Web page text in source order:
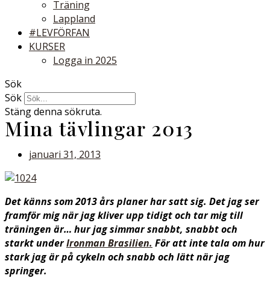
Träning
Lappland
#LEVFÖRFAN
KURSER
Logga in 2025
Sök
Sök
Stäng denna sökruta.
Mina tävlingar 2013
januari 31, 2013
Det känns som 2013 års planer har satt sig. Det jag ser
framför mig när jag kliver upp tidigt och tar mig till
träningen är… hur jag simmar snabbt, snabbt och
starkt underIronman Brasilien. För att inte tala om hur
stark jag är på cykeln och snabb och lätt när jag
springer.